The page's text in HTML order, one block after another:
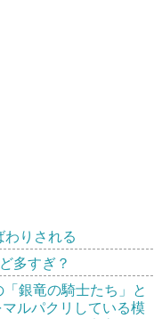
わりされる
多すぎ？
「銀竜の騎士たち」と
ルパクリしている模